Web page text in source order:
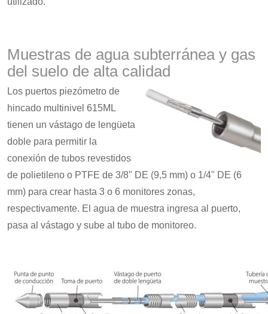
Muestras de agua subterránea y gas
del suelo de alta calidad
Los puertos piezómetro de
hincado multinivel 615ML
tienen un vástago de lengüeta
doble para permitir la
conexión de tubos revestidos
de polietileno o PTFE de 3/8" DE (9,5 mm) o 1/4" DE (6
mm) para crear hasta 3 o 6 monitores zonas,
respectivamente. El agua de muestra ingresa al puerto,
pasa al vástago y sube al tubo de monitoreo.